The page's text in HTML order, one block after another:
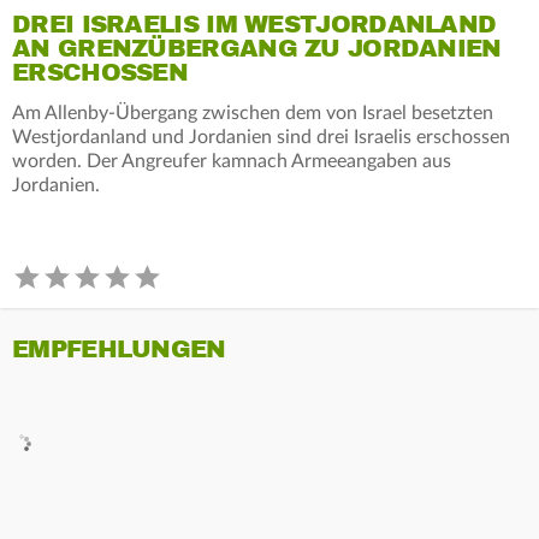
DREI ISRAELIS IM WESTJORDANLAND
AN GRENZÜBERGANG ZU JORDANIEN
ERSCHOSSEN
Am Allenby-Übergang zwischen dem von Israel besetzten
Westjordanland und Jordanien sind drei Israelis erschossen
worden. Der Angreufer kamnach Armeeangaben aus
Jordanien.
EMPFEHLUNGEN